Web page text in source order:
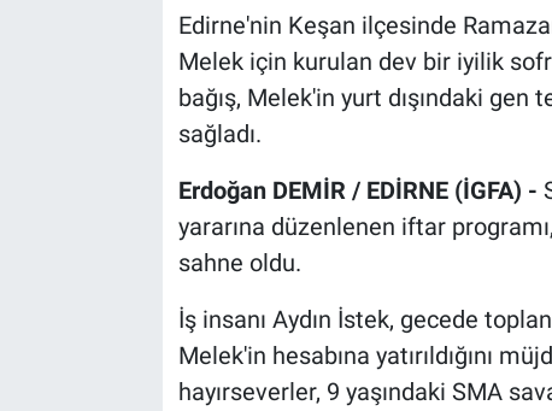
Edirne'nin Keşan ilçesinde
Melek için kurulan dev bir iyilik
bağış, Melek'in yurt dışındaki gen
sağladı.
Erdoğan DEMİR / EDİRNE (İGFA) -
yararına düzenlenen iftar
sahne oldu.
İş insanı Aydın İstek, gecede
Melek'in hesabına yatırıldığını
hayırseverler, 9 yaşındaki SMA